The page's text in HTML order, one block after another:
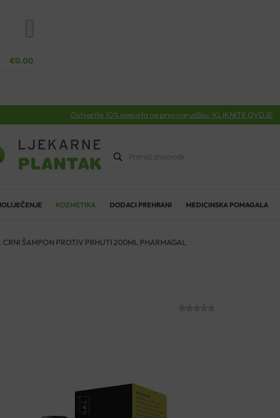
€0.00
Ostvarite 10% popusta na prvu narudžbu. KLIKNITE OVDJE
Products
search
KOZMETIKA DODACI PREHRANI MEDICINSKA POMAGALA
CRNI ŠAMPON PROTIV PRHUTI 200ML PHARMAGAL